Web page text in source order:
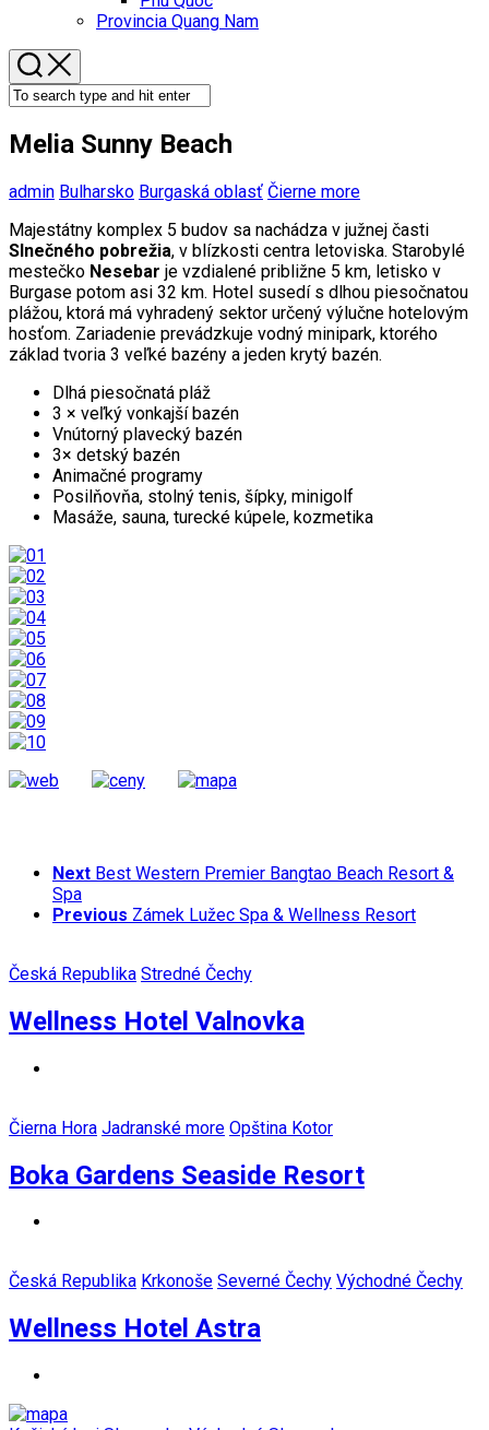
Provincia Quang Nam
Melia Sunny Beach
admin Bulharsko Burgaská oblasť Čierne more
Majestátny komplex 5 budov sa nachádza v južnej časti
Slnečného pobrežia, v blízkosti centra letoviska. Starobylé
mestečko Nesebar je vzdialené približne 5 km, letisko v
Burgase potom asi 32 km. Hotel susedí s dlhou piesočnatou
plážou, ktorá má vyhradený sektor určený výlučne hotelovým
hosťom. Zariadenie prevádzkuje vodný minipark, ktorého
základ tvoria 3 veľké bazény a jeden krytý bazén.
Dlhá piesočnatá pláž
3 × veľký vonkajší bazén
Vnútorný plavecký bazén
3× detský bazén
Animačné programy
Posilňovňa, stolný tenis, šípky, minigolf
Masáže, sauna, turecké kúpele, kozmetika
Next Best Western Premier Bangtao Beach Resort &
Spa
Previous Zámek Lužec Spa & Wellness Resort
Česká Republika Stredné Čechy
Wellness Hotel Valnovka
Čierna Hora Jadranské more Opština Kotor
Boka Gardens Seaside Resort
Česká Republika Krkonoše Severné Čechy Východné Čechy
Wellness Hotel Astra